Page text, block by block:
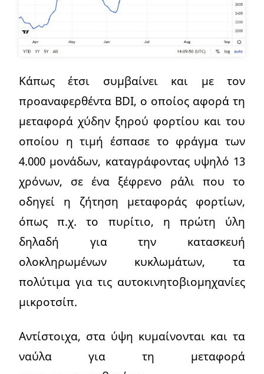
Κάπως έτσι συμβαίνει και με τον
προαναφερθέντα BDI, ο οποίος αφορά τη
μεταφορά χύδην ξηρού φορτίου και του
οποίου η τιμή έσπασε το φράγμα των
4.000 μονάδων, καταγράφοντας υψηλό 13
χρόνων, σε ένα ξέφρενο ράλι που το
οδηγεί η ζήτηση μεταφοράς φορτίων,
όπως π.χ. το πυρίτιο, η πρώτη ύλη
δηλαδή για την κατασκευή
ολοκληρωμένων κυκλωμάτων, τα
πολύτιμα για τις αυτοκινητοβιομηχανίες
μικροτσίπ.
Αντίστοιχα, στα ύψη κυμαίνονται και τα
ναύλα για τη μεταφορά